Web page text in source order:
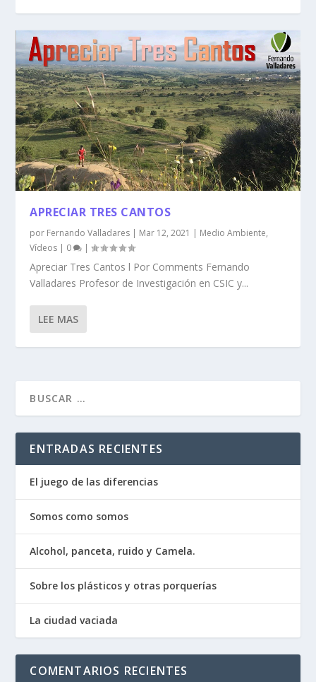
APRECIAR TRES CANTOS
por Fernando Valladares | Mar 12, 2021 | Medio Ambiente,
Vídeos | 0 |
Apreciar Tres Cantos l Por Comments Fernando
Valladares Profesor de Investigación en CSIC y...
LEE MAS
ENTRADAS RECIENTES
El juego de las diferencias
Somos como somos
Alcohol, panceta, ruido y Camela.
Sobre los plásticos y otras porquerías
La ciudad vaciada
COMENTARIOS RECIENTES